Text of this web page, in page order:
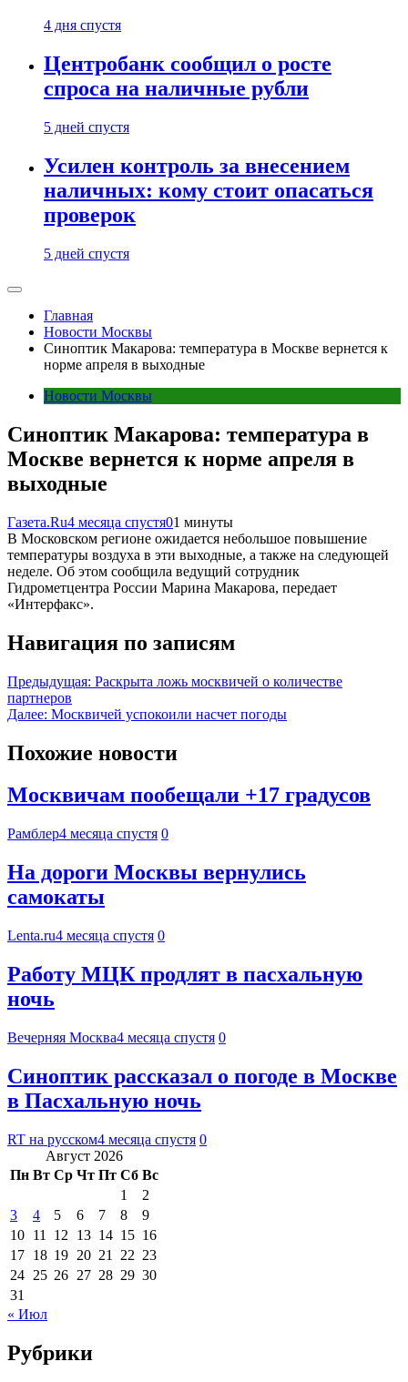
4 дня спустя
Центробанк сообщил о росте
спроса на наличные рубли
5 дней спустя
Усилен контроль за внесением
наличных: кому стоит опасаться
проверок
5 дней спустя
Главная
Новости Москвы
Синоптик Макарова: температура в Москве вернется к
норме апреля в выходные
Новости Москвы
Синоптик Макарова: температура в
Москве вернется к норме апреля в
выходные
Газета.Ru4 месяца спустя01 минуты
В Московском регионе ожидается небольшое повышение
температуры воздуха в эти выходные, а также на следующей
неделе. Об этом сообщила ведущий сотрудник
Гидрометцентра России Марина Макарова, передает
«Интерфакс».
Навигация по записям
Предыдущая: Раскрыта ложь москвичей о количестве
партнеров
Далее: Москвичей успокоили насчет погоды
Похожие новости
Москвичам пообещали +17 градусов
Рамблер4 месяца спустя 0
На дороги Москвы вернулись
самокаты
Lenta.ru4 месяца спустя 0
Работу МЦК продлят в пасхальную
ночь
Вечерняя Москва4 месяца спустя 0
Синоптик рассказал о погоде в Москве
в Пасхальную ночь
RT на русском4 месяца спустя 0
Август 2026
Пн Вт Ср Чт Пт Сб Вс
1
2
3
4 5 6 7 8
9
10 11 12 13 14 15 16
17 18 19 20 21 22 23
24 25 26 27 28 29 30
31
« Июл
Рубрики